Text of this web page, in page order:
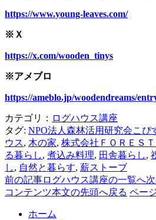
https://www.young-leaves.com/
※Ｘ
https://x.com/wooden_tinys
※アメブロ
https://ameblo.jp/woodendreams/
カテゴリ： ログハウス講座
タグ: NPO法人森林活用研究会こぴ
ウス, 木の家, 株式会社ＦＯＲＥＳ
る暮らし, 煮込み料理, 田舎暮らし,
し, 自然と暮らす, 薪ストーブ
前の記事ログハウス講座の一覧へ
コンテンツ本文の先頭へ戻る ペー
ホーム